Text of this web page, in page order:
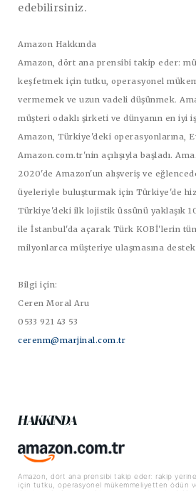
edebilirsiniz.
Amazon Hakkında
Amazon, dört ana prensibi takip eder:
keşfetmek için tutku, operasyonel
vermemek ve uzun vadeli düşünmek.
müşteri odaklı şirketi ve dünyanın en iyi
Amazon, Türkiye'deki operasyonlarına,
Amazon.com.tr'nin açılışıyla başladı.
2020'de Amazon'un alışveriş ve
üyeleriyle buluşturmak için Türkiye'de
Türkiye'deki ilk lojistik üssünü yaklaşık
ile İstanbul'da açarak Türk KOBİ'lerin
milyonlarca müşteriye ulaşmasına destek
Bilgi için:
Ceren Moral Aru
0533 921 43 53
cerenm@marjinal.com.tr
HAKKINDA
Amazon, dört ana prensibi takip eder: rakip
için tutku, operasyonel mükemmeliyetten ödün